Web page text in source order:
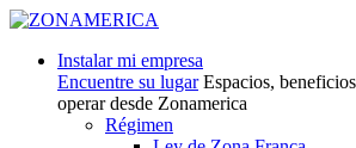
Instalar mi empresa
Encuentre su lugar Espacios,
operar desde Zonamerica
Régimen